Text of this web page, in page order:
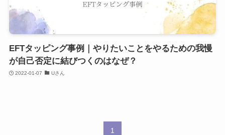
EFTタッピング事例｜やりたいことをやるための我慢
が自己否定に結びつくのはなぜ？
2022-01-07 Uさん
1